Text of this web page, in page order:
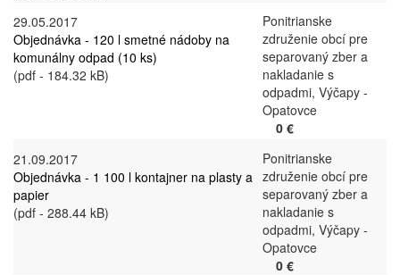
29.05.2017
Objednávka - 120 l smetné nádoby na
komunálny odpad (10 ks)
(pdf - 184.32 kB)
Ponitrianske
združenie obcí pre
separovaný zber a
nakladanie s
odpadmi, Výčapy -
Opatovce
0 €
21.09.2017
Objednávka - 1 100 l kontajner na plasty a
papier
(pdf - 288.44 kB)
Ponitrianske
združenie obcí pre
separovaný zber a
nakladanie s
odpadmi, Výčapy -
Opatovce
0 €